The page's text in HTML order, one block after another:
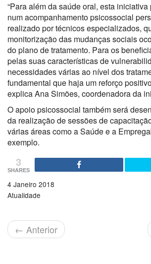
“Para além da saúde oral, esta
num acompanhamento psicossocial
realizado por técnicos especializados,
monitorização das mudanças sociais
do plano de tratamento. Para os
pelas suas características de
necessidades várias ao nível dos
fundamental que haja um reforço
explica Ana Simões, coordenadora da
O apoio psicossocial também será
da realização de sessões de
várias áreas como a Saúde e a
exemplo.
3
SHARES
4 Janeiro 2018
Atualidade
← Anterior